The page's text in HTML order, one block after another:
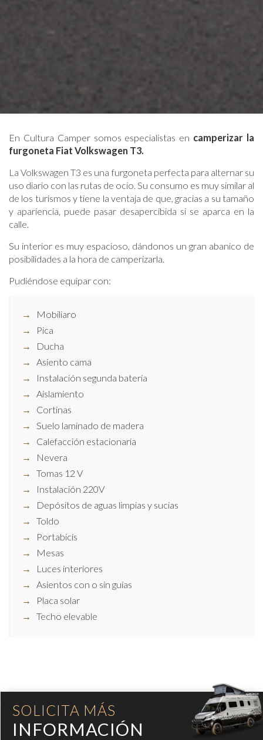
En Cultura Camper somos especialistas en camperizar la
furgoneta Fiat Volkswagen T3.
La Volkswagen T3 es una furgoneta perfecta para alternar su
uso diario con las rutas de ocio. Su consumo es muy similar al
de los turismos y tiene la ventaja de que, gracias a su tamaño
y apariencia, puede pasar desapercibida si se aparca en la
calle.
Su interior es muy espacioso, dándonos un gran abanico de
posibilidades a la hora de camperizarla.
Pudiéndose equipar con:
Mobiliaro
Pica
Ducha
Asiento cama
Instalación segunda batería
Aislamiento
Cortinas
Suelo laminado de madera
Calefacción estacionaria
Nevera
Tomas 12 V
Instalación 220V
Depósitos de aguas limpias y sucias
Toldo
Portabicis
Mesas
Luces interiores
Asientos con o sin guías
Placa solar
Techo elevable
SOLICITA MÁS
INFORMACIÓN